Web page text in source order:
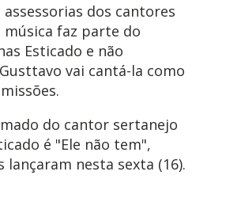
dos cantores
faz parte do
Esticado e não
vai cantá-la como
do cantor sertanejo
é "Ele não tem",
lançaram nesta sexta (16).